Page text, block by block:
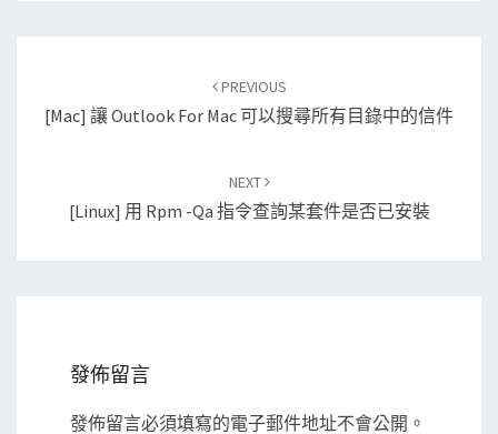
navigation
PREVIOUS
[Mac] 讓 Outlook For Mac 可以搜尋所有目錄中的信件
NEXT
[Linux] 用 Rpm -qa 指令查詢某套件是否已安裝
發佈留言
發佈留言必須填寫的電子郵件地址不會公開。